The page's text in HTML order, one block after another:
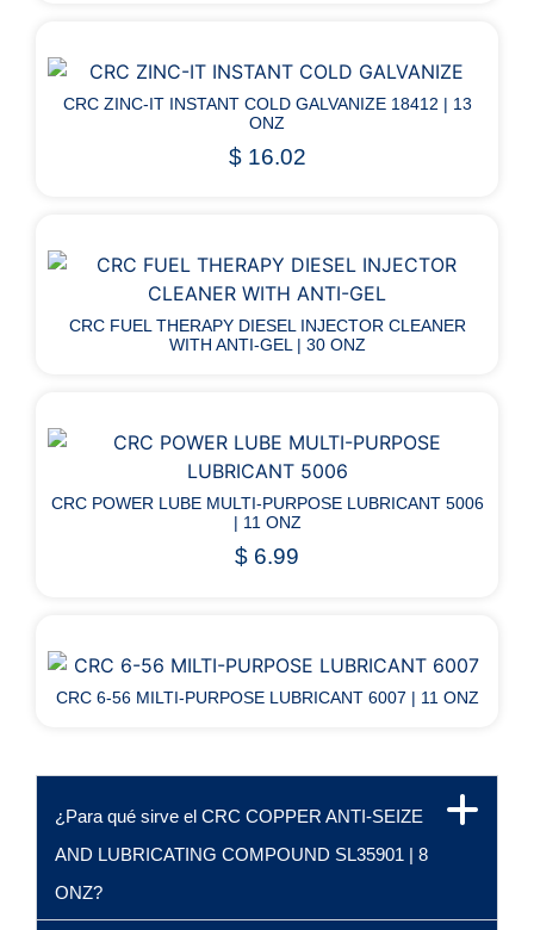
CRC ZINC-IT INSTANT COLD GALVANIZE 18412 | 13
ONZ
$16.02
CRC FUEL THERAPY DIESEL INJECTOR CLEANER
WITH ANTI-GEL | 30 ONZ
CRC POWER LUBE MULTI-PURPOSE LUBRICANT 5006
| 11 ONZ
$ 6.99
CRC 6-56 MILTI-PURPOSE LUBRICANT 6007 | 11 ONZ
¿Para qué sirve el CRC COPPER ANTI-SEIZE
AND LUBRICATING COMPOUND SL35901 | 8
ONZ?